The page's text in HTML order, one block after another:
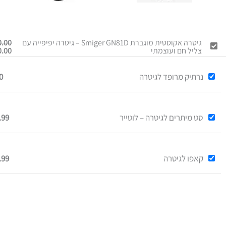
גיטרה אקוסטית מוגברת Smiger GN81D – גיטרה יפיפייה עם
צליל חם ועוצמתי
נרתיק מרופד לגיטרה
סט מיתרים לגיטרה – לוטייר
קאפו לגיטרה